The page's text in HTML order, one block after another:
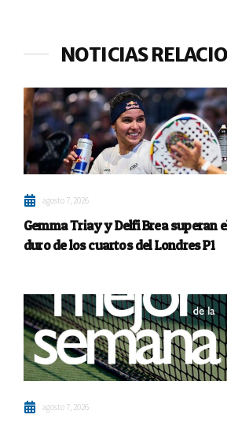
NOTICIAS
agosto 7, 2026
Gemma Triay y Delfi Brea superan
duro de los cuartos del Londres P1
agosto 7, 2026